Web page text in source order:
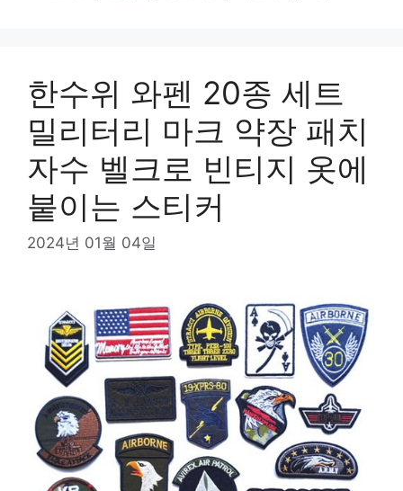
한수위 와펜 20종 세트
밀리터리 마크 약장 패치
자수 벨크로 빈티지 옷에
붙이는 스티커
2024년 01월 04일